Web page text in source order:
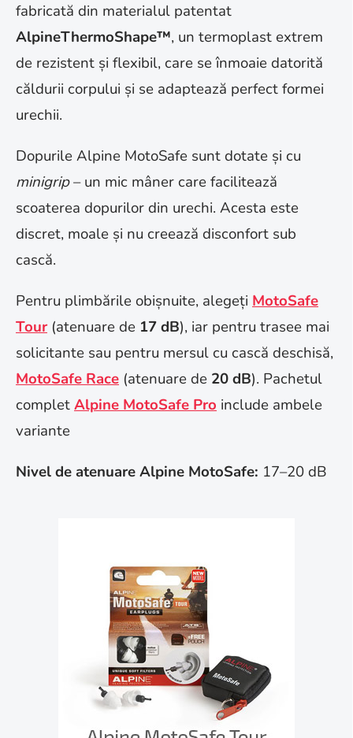
fabricată din materialul patentat
AlpineThermoShape™, un termoplast extrem
de rezistent și flexibil, care se înmoaie datorită
căldurii corpului și se adaptează perfect formei
urechii.
Dopurile Alpine MotoSafe sunt dotate și cu
minigrip– un mic mâner care facilitează
scoaterea dopurilor din urechi. Acesta este
discret, moale și nu creează disconfort sub
cască.
Pentru plimbările obișnuite, alegeți MotoSafe
Tour(atenuare de 17 dB), iar pentru trasee mai
solicitante sau pentru mersul cu cască deschisă,
MotoSafe Race (atenuare de 20 dB). Pachetul
completAlpine MotoSafe Pro include ambele
variante
Nivel de atenuare Alpine MotoSafe: 17–20 dB